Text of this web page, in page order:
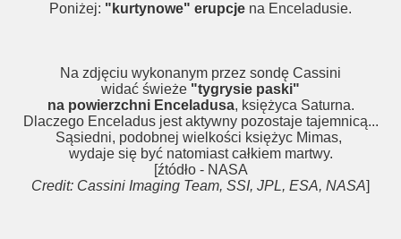
Poniżej: "kurtynowe" erupcje na Enceladusie.
Na zdjęciu wykonanym przez sondę Cassini
widać świeże "tygrysie paski"
na powierzchni Enceladusa, księżyca Saturna.
Dlaczego Enceladus jest aktywny pozostaje tajemnicą...
Sąsiedni, podobnej wielkości księżyc Mimas,
wydaje się być natomiast całkiem martwy.
[źtódło - NASA
Credit: Cassini Imaging Team, SSI, JPL, ESA, NASA]